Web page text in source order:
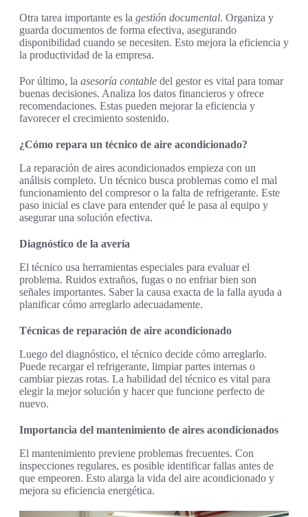
Otra tarea importante es la gestión documental. Organiza y
guarda documentos de forma efectiva, asegurando
disponibilidad cuando se necesiten. Esto mejora la eficiencia y
la productividad de la empresa.
Por último, la asesoría contable del gestor es vital para tomar
buenas decisiones. Analiza los datos financieros y ofrece
recomendaciones. Estas pueden mejorar la eficiencia y
favorecer el crecimiento sostenido.
¿Cómo repara un técnico de aire acondicionado?
La reparación de aires acondicionados empieza con un
análisis completo. Un técnico busca problemas como el mal
funcionamiento del compresor o la falta de refrigerante. Este
paso inicial es clave para entender qué le pasa al equipo y
asegurar una solución efectiva.
Diagnóstico de la avería
El técnico usa herramientas especiales para evaluar el
problema. Ruidos extraños, fugas o no enfriar bien son
señales importantes. Saber la causa exacta de la falla ayuda a
planificar cómo arreglarlo adecuadamente.
Técnicas de reparación de aire acondicionado
Luego del diagnóstico, el técnico decide cómo arreglarlo.
Puede recargar el refrigerante, limpiar partes internas o
cambiar piezas rotas. La habilidad del técnico es vital para
elegir la mejor solución y hacer que funcione perfecto de
nuevo.
Importancia del mantenimiento de aires acondicionados
El mantenimiento previene problemas frecuentes. Con
inspecciones regulares, es posible identificar fallas antes de
que empeoren. Esto alarga la vida del aire acondicionado y
mejora su eficiencia energética.